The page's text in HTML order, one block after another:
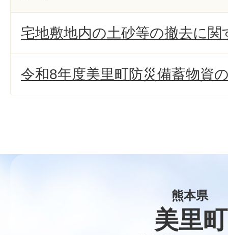
宅地敷地内の土砂等の撤去に
令和8年度美里町防災備蓄物資
熊本県
美里町